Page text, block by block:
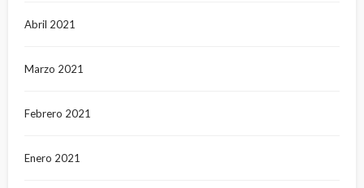
Abril 2021
Marzo 2021
Febrero 2021
Enero 2021